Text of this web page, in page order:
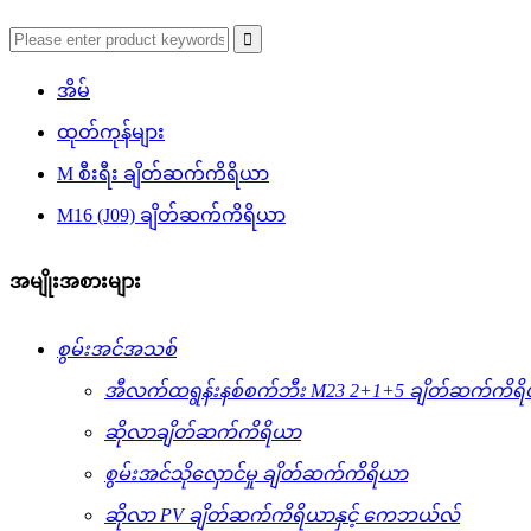
အိမ်
ထုတ်ကုန်များ
M စီးရီး ချိတ်ဆက်ကိရိယာ
M16 (J09) ချိတ်ဆက်ကိရိယာ
အမျိုးအစားများ
စွမ်းအင်အသစ်
အီလက်ထရွန်းနစ်စက်ဘီး M23 2+1+5 ချိတ်ဆက်ကိရိ
ဆိုလာချိတ်ဆက်ကိရိယာ
စွမ်းအင်သိုလှောင်မှု ချိတ်ဆက်ကိရိယာ
ဆိုလာ PV ချိတ်ဆက်ကိရိယာနှင့် ကေဘယ်လ်